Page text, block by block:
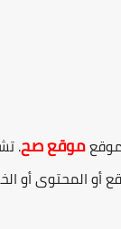
موقع صح.
أو المحتوى أو